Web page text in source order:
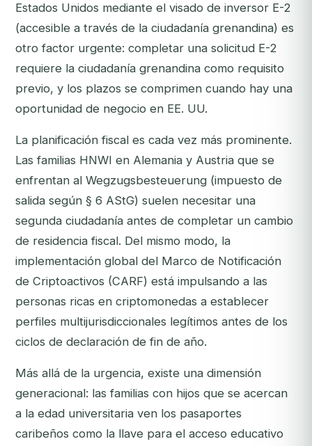
Estados Unidos mediante el visado de inversor E-2
(accesible a través de la ciudadanía grenandina) es
otro factor urgente: completar una solicitud E-2
requiere la ciudadanía grenandina como requisito
previo, y los plazos se comprimen cuando hay una
oportunidad de negocio en EE. UU.
La planificación fiscal es cada vez más prominente.
Las familias HNWI en Alemania y Austria que se
enfrentan al Wegzugsbesteuerung (impuesto de
salida según § 6 AStG) suelen necesitar una
segunda ciudadanía antes de completar un cambio
de residencia fiscal. Del mismo modo, la
implementación global del Marco de Notificación
de Criptoactivos (CARF) está impulsando a las
personas ricas en criptomonedas a establecer
perfiles multijurisdiccionales legítimos antes de los
ciclos de declaración de fin de año.
Más allá de la urgencia, existe una dimensión
generacional: las familias con hijos que se acercan
a la edad universitaria ven los pasaportes
caribeños como la llave para el acceso educativo